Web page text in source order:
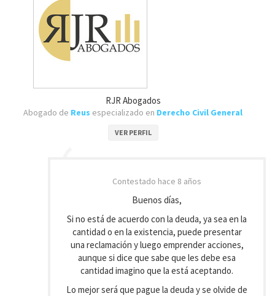
RJR Abogados
Abogado de Reus especializado en Derecho Civil General
VER PERFIL
Contestado hace 8 años
Buenos días,
Si no está de acuerdo con la deuda, ya sea en la
cantidad o en la existencia, puede presentar
una reclamación y luego emprender acciones,
aunque si dice que sabe que les debe esa
cantidad imagino que la está aceptando.
Lo mejor será que pague la deuda y se olvide de